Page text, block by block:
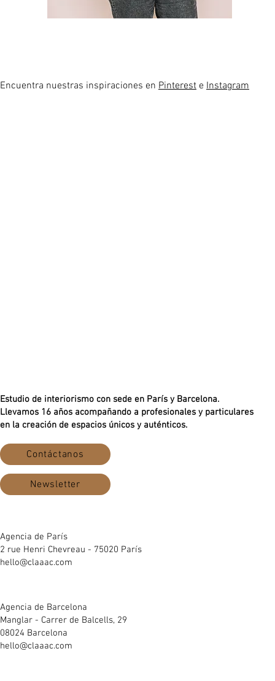
Encuentra nuestras inspiraciones en Pinterest e Instagram
Estudio de interiorismo con sede en París y Barcelona.
Llevamos 16 años acompañando a profesionales y particulares
en la creación de espacios únicos y auténticos.
Contáctanos
Newsletter
Agencia de París
2 rue Henri Chevreau - 75020 París
hello@claaac.com
Agencia de Barcelona
Manglar - Carrer de Balcells, 29
08024 Barcelona
hello@claaac.com